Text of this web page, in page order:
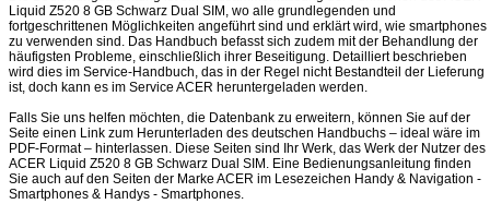
Liquid Z520 8 GB Schwarz Dual SIM, wo alle grundlegenden und
fortgeschrittenen Möglichkeiten angeführt sind und erklärt wird, wie smartphones
zu verwenden sind. Das Handbuch befasst sich zudem mit der Behandlung der
häufigsten Probleme, einschließlich ihrer Beseitigung. Detailliert beschrieben
wird dies im Service-Handbuch, das in der Regel nicht Bestandteil der Lieferung
ist, doch kann es im Service ACER heruntergeladen werden.
Falls Sie uns helfen möchten, die Datenbank zu erweitern, können Sie auf der
Seite einen Link zum Herunterladen des deutschen Handbuchs – ideal wäre im
PDF-Format – hinterlassen. Diese Seiten sind Ihr Werk, das Werk der Nutzer des
ACER Liquid Z520 8 GB Schwarz Dual SIM. Eine Bedienungsanleitung finden
Sie auch auf den Seiten der Marke ACER im Lesezeichen Handy & Navigation -
Smartphones & Handys - Smartphones.